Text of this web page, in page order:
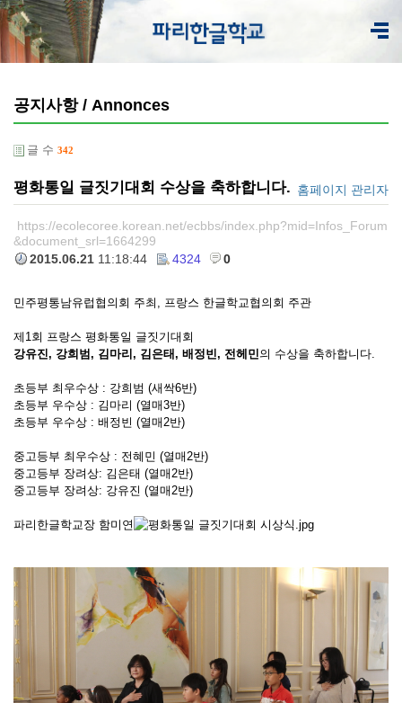
공지사항 / Annonces
글 수 342
평화통일 글짓기대회 수상을 축하합니다. 홈페이지 관리자
https://ecolecoree.korean.net/ecbbs/index.php?mid=Infos_Forum
&document_srl=1664299
2015.06.21 11:18:44 4324 0
민주평통남유럽협의회 주최, 프랑스 한글학교협의회 주관
제1회 프랑스 평화통일 글짓기대회
강유진, 강희범, 김마리, 김은태, 배정빈, 전헤민의 수상을 축하합니다.
초등부 최우수상 : 강희범 (새싹6반)
초등부 우수상 : 김마리 (열매3반)
초등부 우수상 : 배정빈 (열매2반)
중고등부 최우수상 : 전혜민 (열매2반)
중고등부 장려상: 김은태 (열매2반)
중고등부 장려상: 강유진 (열매2반)
파리한글학교장 함미연